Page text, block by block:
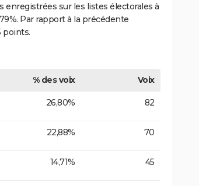
sur les listes électorales à
Par rapport à la précédente
points.
% des voix
Voix
26,80% 82
22,88% 70
14,71% 45